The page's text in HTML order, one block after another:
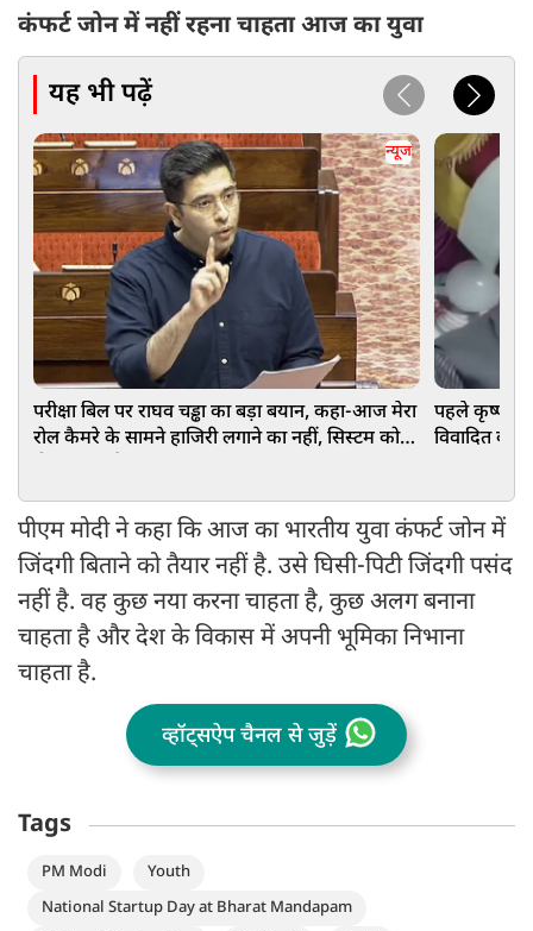
कंफर्ट जोन में नहीं रहना चाहता आज का युवा
यह भी पढ़ें
न्यूज
परीक्षा बिल पर राघव चड्ढा का बड़ा बयान, कहा-आज मेरा
रोल कैमरे के सामने हाजिरी लगाने का नहीं, सिस्टम को
पहले कृष्णजी
विवादित
पीएम मोदी ने कहा कि आज का भारतीय युवा कंफर्ट जोन में
जिंदगी बिताने को तैयार नहीं है. उसे घिसी-पिटी जिंदगी पसंद
नहीं है. वह कुछ नया करना चाहता है, कुछ अलग बनाना
चाहता है और देश के विकास में अपनी भूमिका निभाना
चाहता है.
व्हॉट्सऐप चैनल से जुड़ें
Tags
PM Modi
Youth
National Startup Day at Bharat Mandapam